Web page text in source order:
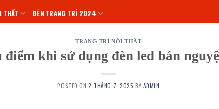
THẤT ĐÈN TRANG TRÍ 2024
TRANG TRÍ NỘI THẤT
điểm khi sử dụng đèn led bán
POSTED ON2 THÁNG 7, 2025 BY ADMIN